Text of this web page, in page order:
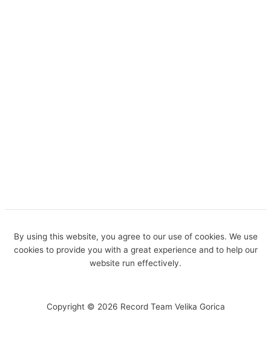
By using this website, you agree to our use of cookies. We use
cookies to provide you with a great experience and to help our
website run effectively.
Copyright © 2026 Record Team Velika Gorica